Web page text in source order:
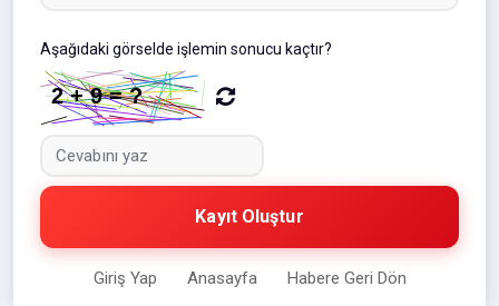
Aşağıdaki görselde işlemin sonucu kaçtır?
Kayıt Oluştur
Giriş Yap Anasayfa Habere Geri Dön